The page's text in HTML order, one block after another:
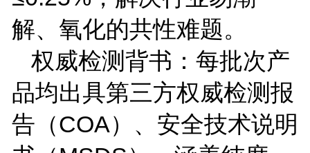
解、氧化的共性难题。
权威检测背书：每批次产
品均出具第三方权威检测报
告（COA）、安全技术说明